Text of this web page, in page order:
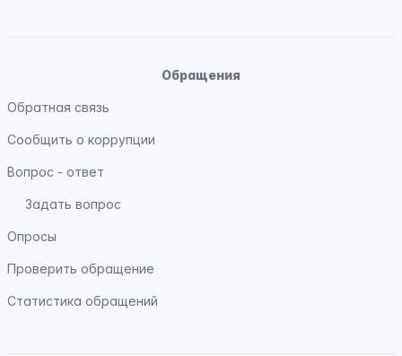
Обращения
Обратная связь
Сообщить о коррупции
Вопрос - ответ
Задать вопрос
Опросы
Проверить обращение
Статистика обращений